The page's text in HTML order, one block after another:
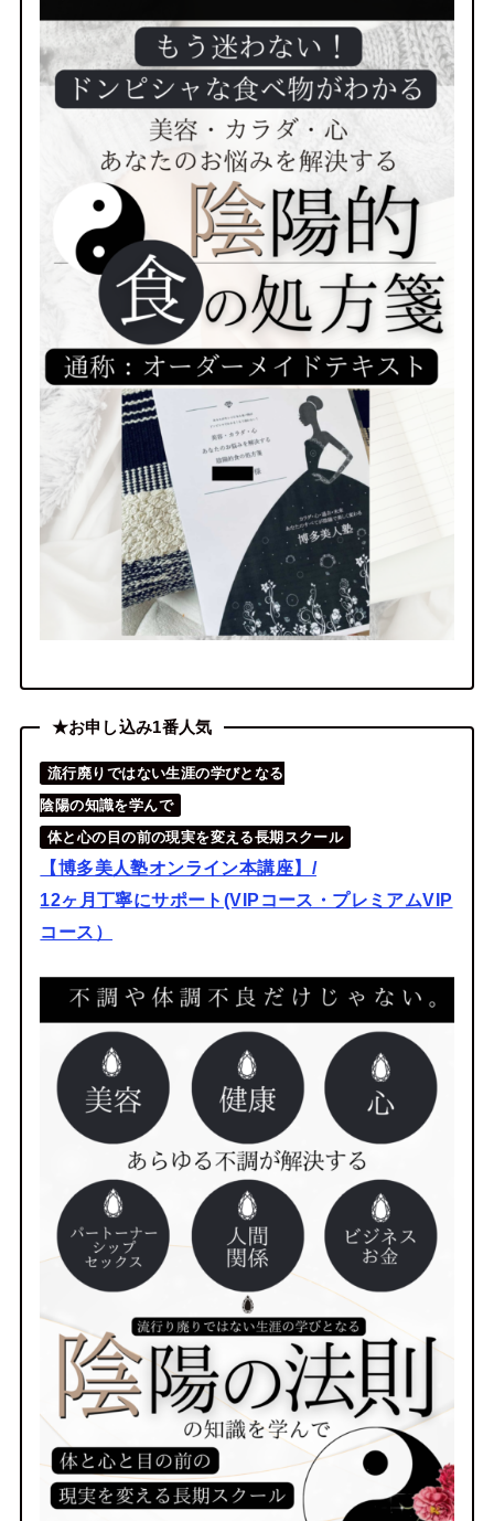
★お申し込み1番人気
流行廃りではない生涯の学びとなる
陰陽の知識を学んで
体と心の目の前の現実を変える長期スクール
【博多美人塾オンライン本講座】/
12ヶ月丁寧にサポート(VIPコース・プレミアムVIP
コース）